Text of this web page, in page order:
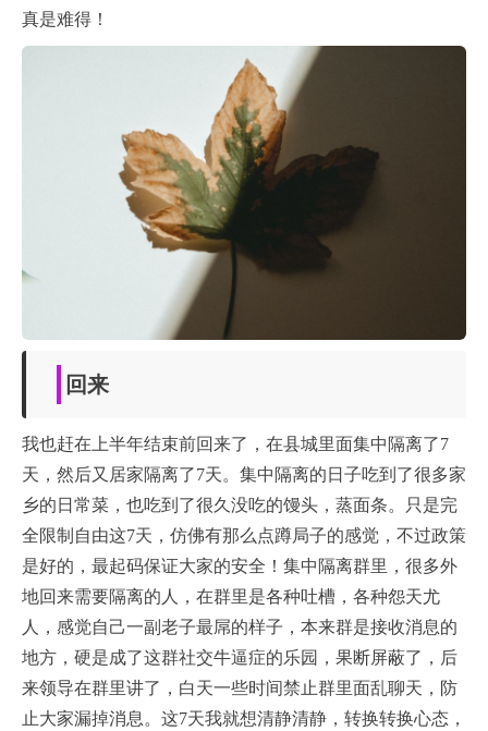
真是难得！
回来
我也赶在上半年结束前回来了，在县城里面集中隔离了7
天，然后又居家隔离了7天。集中隔离的日子吃到了很多家
乡的日常菜，也吃到了很久没吃的馒头，蒸面条。只是完
全限制自由这7天，仿佛有那么点蹲局子的感觉，不过政策
是好的，最起码保证大家的安全！集中隔离群里，很多外
地回来需要隔离的人，在群里是各种吐槽，各种怨天尤
人，感觉自己一副老子最屌的样子，本来群是接收消息的
地方，硬是成了这群社交牛逼症的乐园，果断屏蔽了，后
来领导在群里讲了，白天一些时间禁止群里面乱聊天，防
止大家漏掉消息。这7天我就想清静清静，转换转换心态，